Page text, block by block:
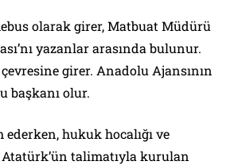
olarak girer, Matbuat Müdürü
yazanlar arasında bulunur.
girer. Anadolu Ajansının
başkanı olur.
hukuk hocalığı ve
talimatıyla kurulan